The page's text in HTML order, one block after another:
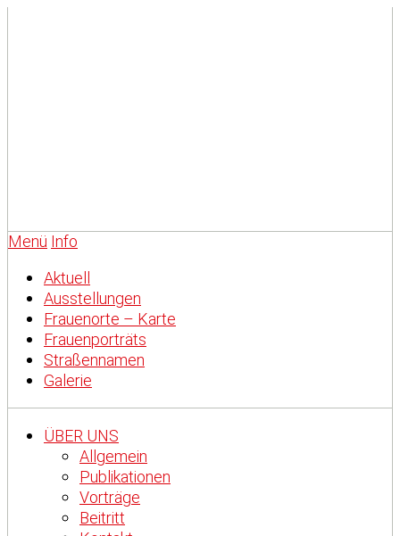
Menü Info
Aktuell
Ausstellungen
Frauenorte – Karte
Frauenporträts
Straßennamen
Galerie
ÜBER UNS
Allgemein
Publikationen
Vorträge
Beitritt